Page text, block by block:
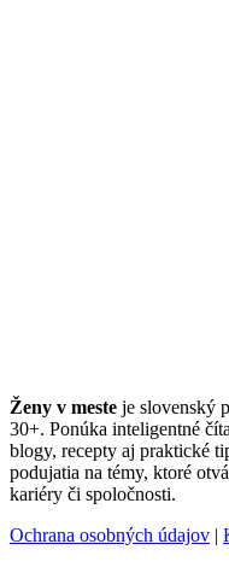
Ženy v meste je slovenský
30+. Ponúka inteligentné
blogy, recepty aj praktické
podujatia na témy, ktoré
kariéry či spoločnosti.
Ochrana osobných údajov |